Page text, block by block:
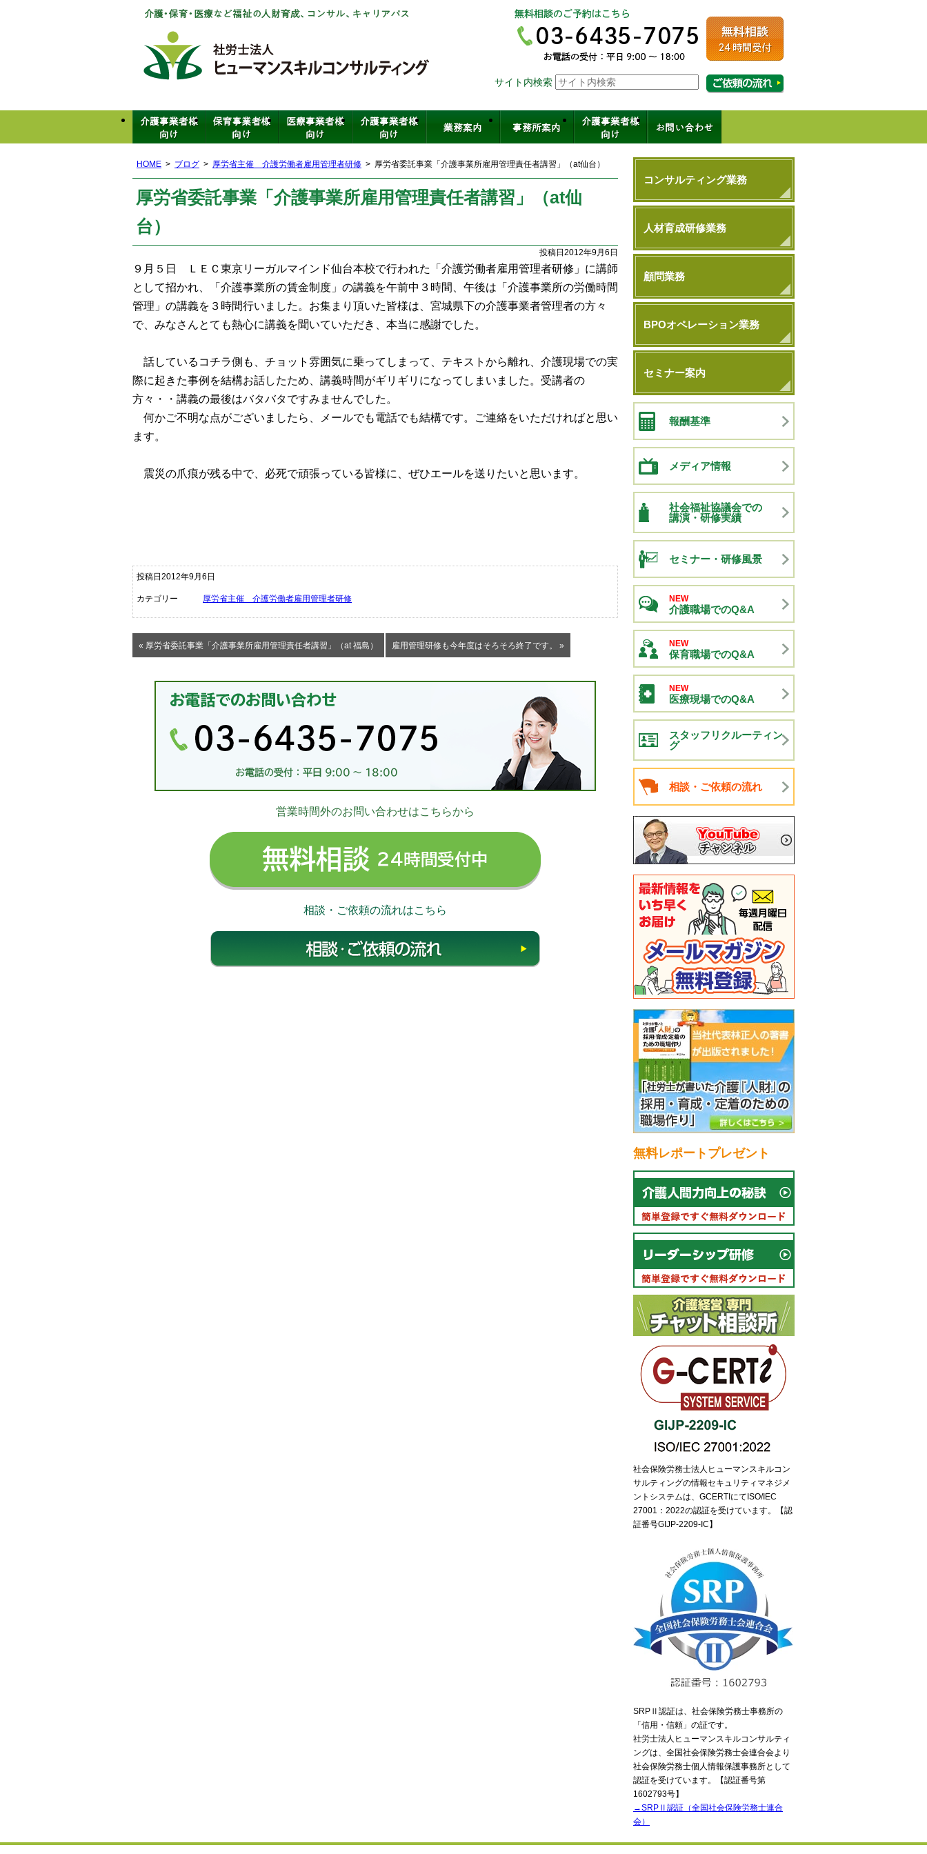
社会保険労務士法人ヒューマンスキルコンサルティング
介護・保育・医療など福祉の人材育成、コンサル、キャリアパス
サイト内検索
HOME ブログ 厚労省主催 介護労働者雇用管理者研修 厚労省委託事業「介護事業所雇用管理責任者講習」（at仙台）
厚労省委託事業「介護事業所雇用管理責任者講習」（at仙
台）
投稿日2012年9月6日
９月５日 ＬＥＣ東京リーガルマインド仙台本校で行われた「介護労働者雇用管理者研修」に講師
として招かれ、「介護事業所の賃金制度」の講義を午前中３時間、午後は「介護事業所の労働時間
管理」の講義を３時間行いました。お集まり頂いた皆様は、宮城県下の介護事業者管理者の方々
で、みなさんとても熱心に講義を聞いていただき、本当に感謝でした。
話しているコチラ側も、チョット雰囲気に乗ってしまって、テキストから離れ、介護現場での実
際に起きた事例を結構お話したため、講義時間がギリギリになってしまいました。受講者の
方々・・講義の最後はバタバタですみませんでした。
何かご不明な点がございましたら、メールでも電話でも結構です。ご連絡をいただければと思い
ます。
震災の爪痕が残る中で、必死で頑張っている皆様に、ぜひエールを送りたいと思います。
投稿日2012年9月6日
カテゴリー 厚労省主催 介護労働者雇用管理者研修
« 厚労省委託事業「介護事業所雇用管理責任者講習」（at 福島） 雇用管理研修も今年度はそろそろ終了です。 »
お電話でのお問い合わせ
03-6435-7075（平日9:00～18:00）
営業時間外のお問い合わせはこちらから
無料相談 24時間受付中
相談・ご依頼の流れはこちら
コンサルティング業務
人材育成研修業務
顧問業務
BPOオペレーション業務
セミナー案内
報酬基準
メディア情報
社会福祉協議会での
講演・研修実績
セミナー・研修風景
NEW
介護職場でのQ&A
NEW
保育職場でのQ&A
NEW
医療現場でのQ&A
スタッフリクルーティン
グ
相談・ご依頼の流れ
無料レポートプレゼント
社会保険労務士法人ヒューマンスキルコン
サルティングの情報セキュリティマネジメ
ントシステムは、GCERTIにてISO/IEC
27001：2022の認証を受けています。【認
証番号GIJP-2209-IC】
SRPⅡ認証は、社会保険労務士事務所の
「信用・信頼」の証です。
社労士法人ヒューマンスキルコンサルティ
ングは、全国社会保険労務士会連合会より
社会保険労務士個人情報保護事務所として
認証を受けています。【認証番号第
1602793号】
→SRPⅡ認証（全国社会保険労務士連合
会）